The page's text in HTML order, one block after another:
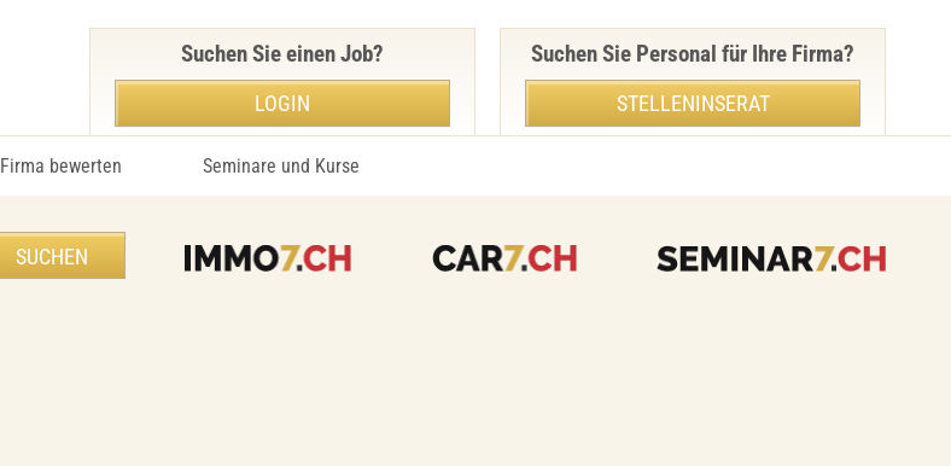
Firma bewerten Seminare und Kurse
Suchen Sie einen Job?
LOGIN
Suchen Sie Personal für Ihre Firma?
STELLENINSERAT